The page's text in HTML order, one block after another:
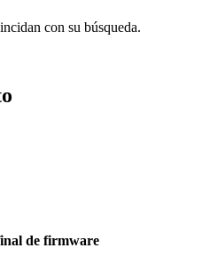
con su búsqueda.
de firmware